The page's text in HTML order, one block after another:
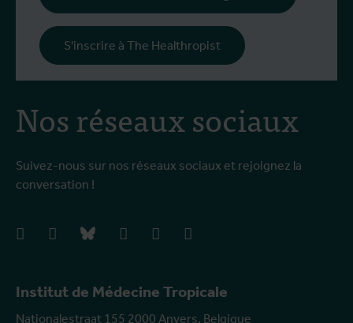
Institut de Médecine Tropicale
Nationalestraat 155 2000 Anvers, Belgique
Nos réseaux sociaux
Suivez-nous sur nos réseaux sociaux et rejoignez la
conversation !
facebookinstagrambluesky linkedIn youtube
S'inscrire à The Healthropist